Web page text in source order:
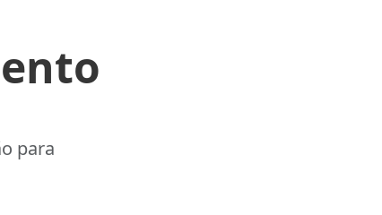
para